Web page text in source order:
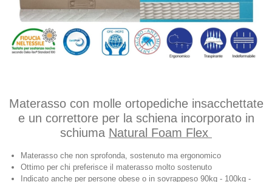
Materasso con molle ortopediche insacchettate
e un correttore per la schiena incorporato in
schiuma Natural Foam Flex
Materasso che non sprofonda, sostenuto ma ergonomico
Ottimo per chi preferisce il materasso molto sostenuto
Indicato anche per persone obese o in sovrappeso 90kg - 100kg -